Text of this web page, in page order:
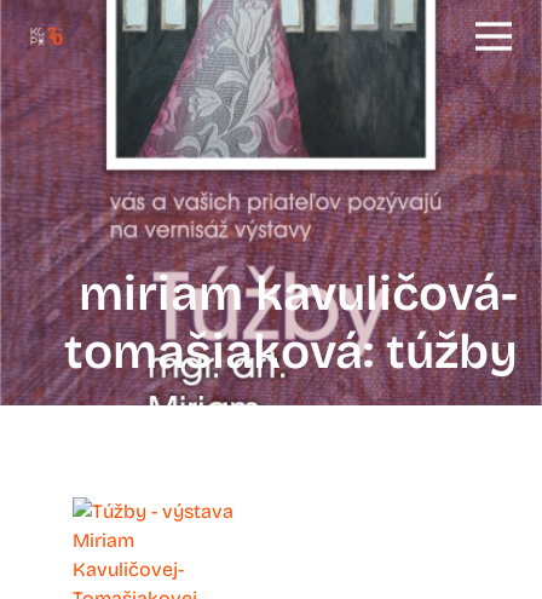
miriam kavuličová-
tomašiaková: túžby